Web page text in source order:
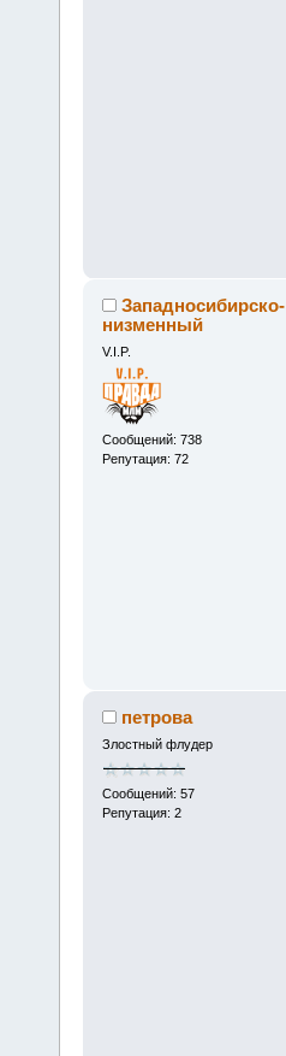
Западносибирско-
низменный
V.I.P.
Сообщений: 738
Репутация: 72
петрова
Злостный флудер
Сообщений: 57
Репутация: 2